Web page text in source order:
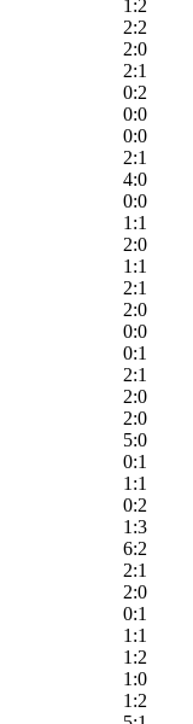
1:2
2:2
2:0
2:1
0:2
0:0
0:0
2:1
4:0
0:0
1:1
2:0
1:1
2:1
2:0
0:0
0:1
2:1
2:0
2:0
5:0
0:1
1:1
0:2
1:3
6:2
2:1
2:0
0:1
1:1
1:2
1:0
1:2